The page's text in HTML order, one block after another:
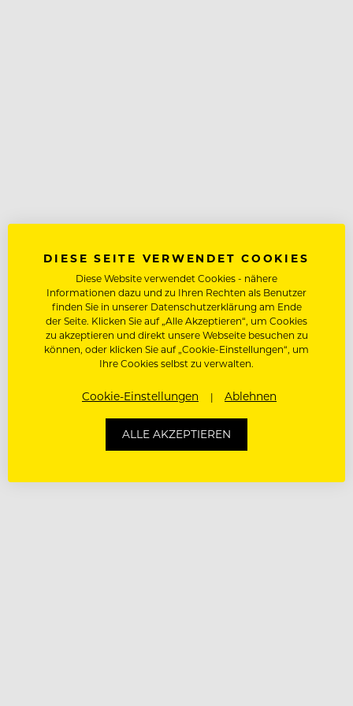
DIESE SEITE VERWENDET COOKIES
Diese Website verwendet Cookies - nähere
Informationen dazu und zu Ihren Rechten als Benutzer
finden Sie in unserer Datenschutzerklärung am Ende
der Seite. Klicken Sie auf „Alle Akzeptieren“, um Cookies
zu akzeptieren und direkt unsere Webseite besuchen zu
können, oder klicken Sie auf „Cookie-Einstellungen“, um
Ihre Cookies selbst zu verwalten.
Cookie-Einstellungen Ablehnen
ALLE AKZEPTIEREN